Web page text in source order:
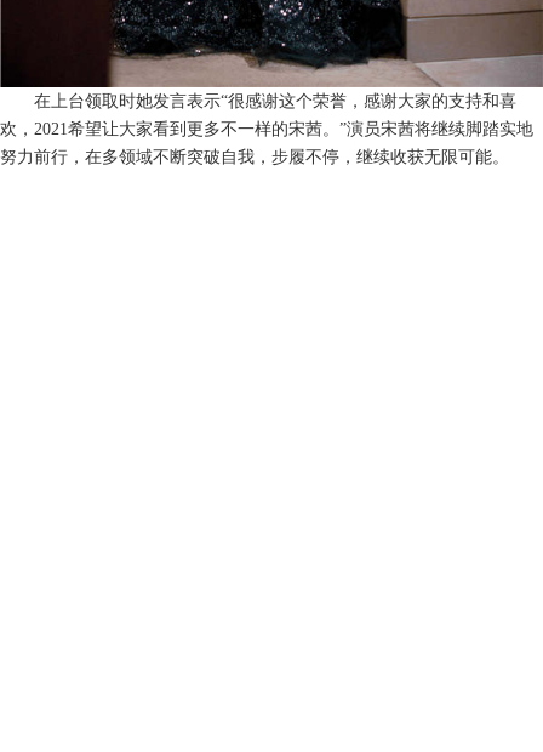
在上台领取时她发言表示“很感谢这个荣誉，感谢大家的支持和喜
欢，2021希望让大家看到更多不一样的宋茜。”演员宋茜将继续脚踏实地
努力前行 ， 在多领域不断突破自我 ， 步履不停 ， 继续收获无限可能。